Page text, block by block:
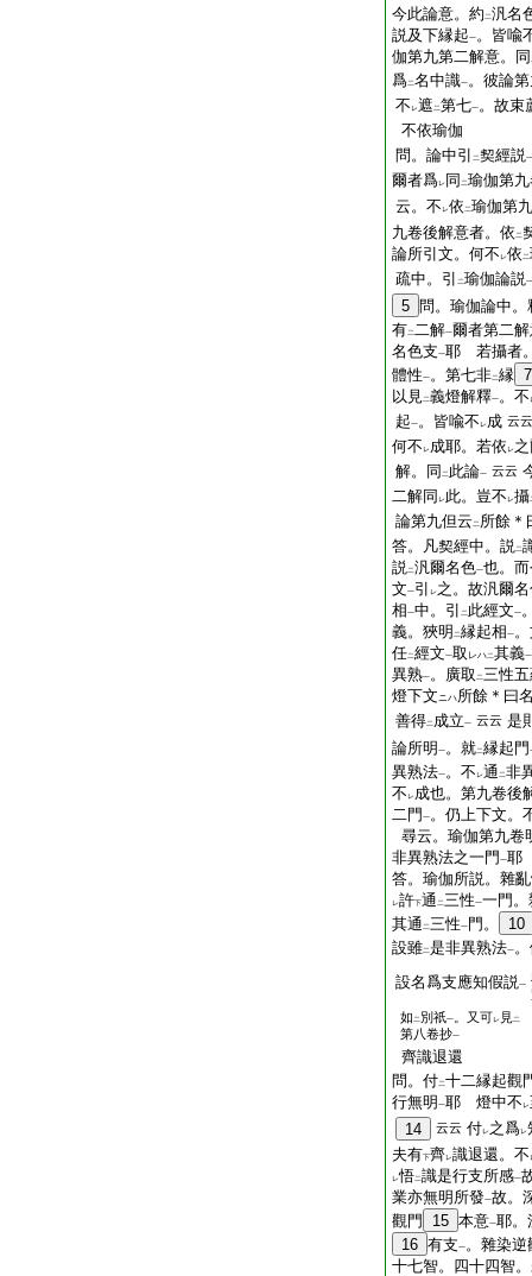
今此論意。約 二汎名
説及下縁起一。皆喩
伽第九第二解意。同
爲二名中識一。彼論
不 レ遮 二第七一。故束
不依瑜伽
問。論中引
二 契經説一
爾者爲レ 同 二瑜伽第
云。不 レ依 二瑜伽第
九卷後解意者。依 二
論所引文。何不 レ依 二
疏中。引
二瑜伽論説一
5 問。瑜伽論中。
有二二解一爾者第二
名色支一耶 若攝者
體性一。第七非二縁 7
以見二義燈解釋一。不
起一。皆喩不 レ成 云云
何不 レ成耶。若依 レ
解。同 二 此論一 云云
二解同 レ此。豈不 レ攝
論第九但云 二 所餘＊
答。凡契經中。説二
説二汎爾名色一也。
文一引 レ之。故汎爾
相一中。引 二 此經文一
義。狹明 二縁起相一
任二經文一取 レハ二其義一
異熟一。廣取 二三性
燈下文ニハ所餘＊曰
善得二 成立一 云云 是
論所明 一。就二縁起門
異熟法一。不 レ通 二非
不 レ成也。第九卷後
二門 一。仍上下文。
尋云。瑜伽第九卷
非異熟法之一門 一耶
答。瑜伽所説。雜
レ許下通 二三性一一門。
其通 二三性一 門。
10
設雖二是非異熟法一
設名爲支應知假説一
如 二 別祇一 。又可レ 見 二
第八卷抄一
齊識退還
問。付二十二縁起觀
行無明 一耶 燈中不 レ
14
云云 付レ之爲レ
夫有下齊レ識退還。不
レ悟二識是行支所感一
業亦無明所發一故。
觀門
15 本意一耶。
16 有支一。雜染逆
十七智。四十四智